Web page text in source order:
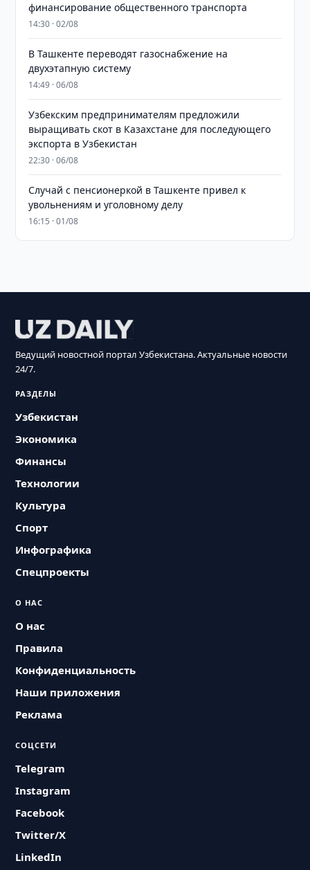
финансирование общественного транспорта
14:30 · 02/08
В Ташкенте переводят газоснабжение на
двухэтапную систему
14:49 · 06/08
Узбекским предпринимателям предложили
выращивать скот в Казахстане для последующего
экспорта в Узбекистан
22:30 · 06/08
Случай с пенсионеркой в Ташкенте привел к
увольнениям и уголовному делу
16:15 · 01/08
Ведущий новостной портал Узбекистана. Актуальные новости
24/7.
РАЗДЕЛЫ
Узбекистан
Экономика
Финансы
Технологии
Культура
Спорт
Инфографика
Спецпроекты
О НАС
О нас
Правила
Конфиденциальность
Наши приложения
Реклама
СОЦСЕТИ
Telegram
Instagram
Facebook
Twitter/X
LinkedIn